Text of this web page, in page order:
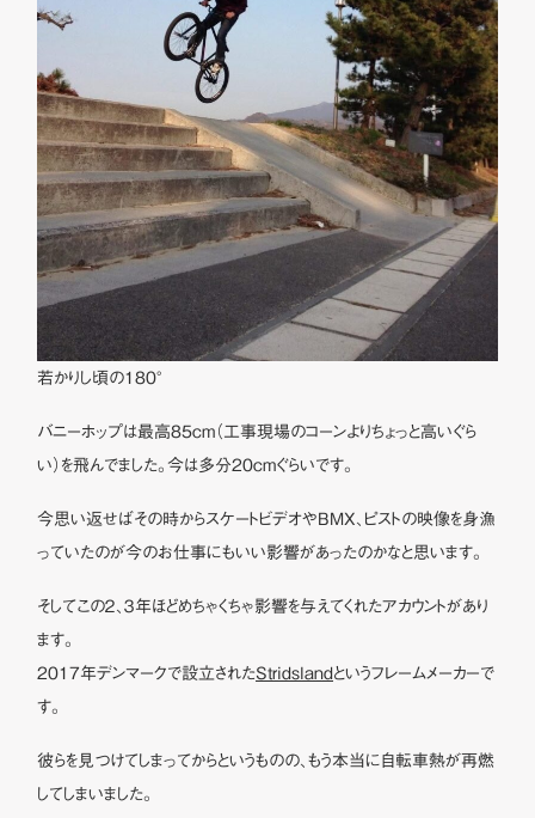
若かりし頃の180°
バニーホップは最高85cm（工事現場のコーンよりちょっと高いぐら
い）を飛んでました。今は多分20cmぐらいです。
今思い返せばその時からスケートビデオやBMX、ピストの映像を身漁
っていたのが今のお仕事にもいい影響があったのかなと思います。
そしてこの２、３年ほどめちゃくちゃ影響を与えてくれたアカウントがあり
ます。
2017年デンマークで設立されたStridsland というフレームメーカーで
す。
彼らを見つけてしまってからというものの、もう本当に自転車熱が再燃
してしまいました。